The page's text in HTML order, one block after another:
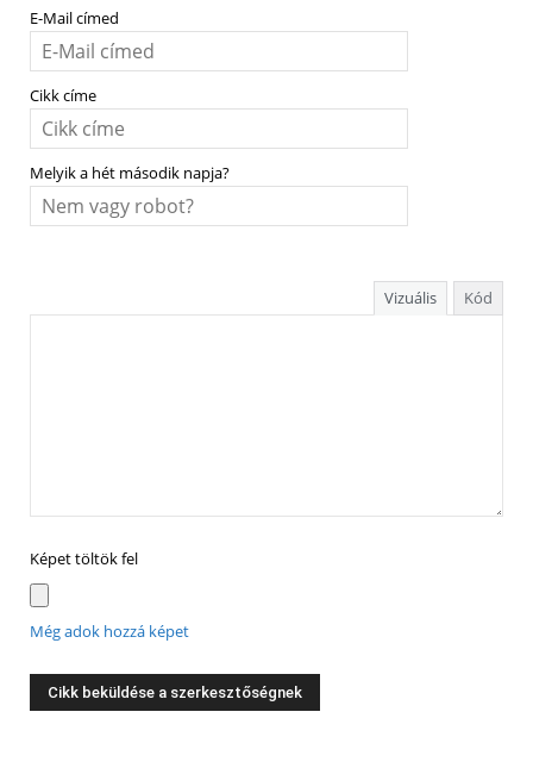
E-Mail címed
Cikk címe
Melyik a hét második napja?
Vizuális Kód
Képet töltök fel
Még adok hozzá képet